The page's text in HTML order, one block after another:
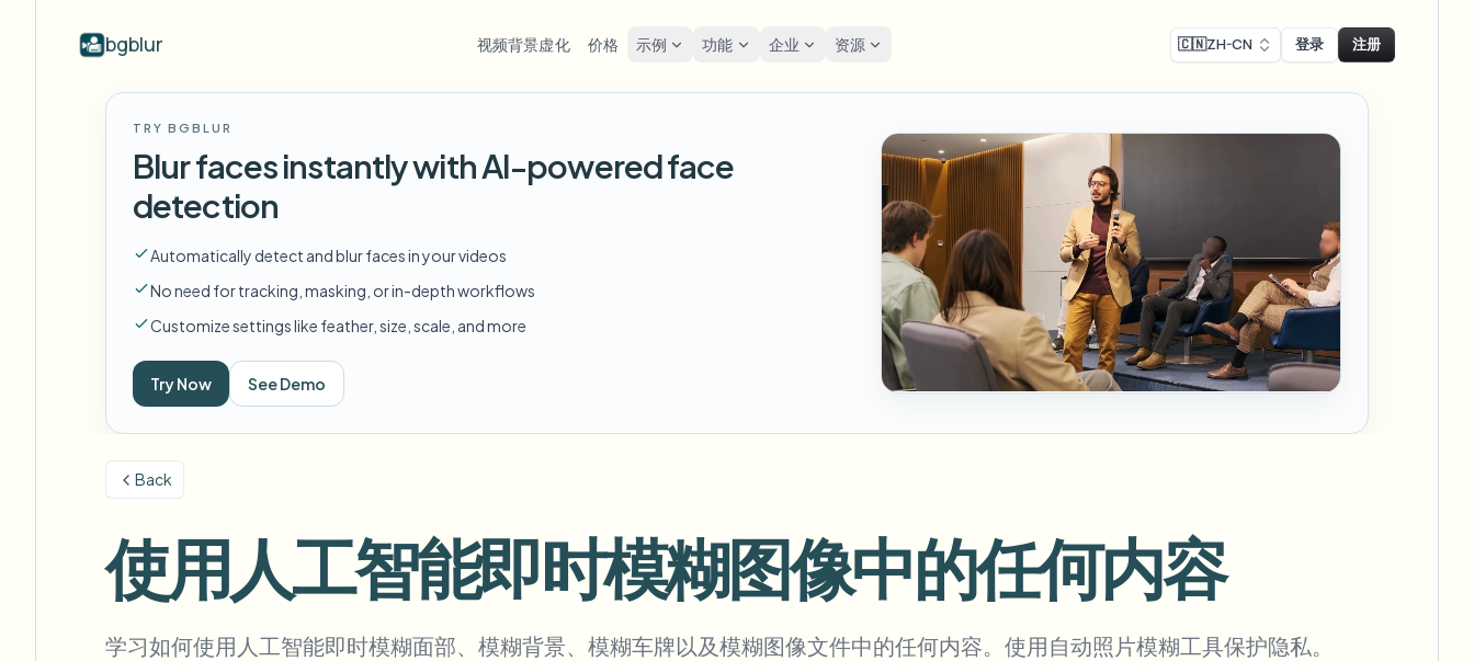
bgblur 视频背景虚化 价格 示例 功能 企业 资源
Hide faces, plates, and backgrounds in
your browser.
Start with a clip
Upload a video and blur in
模糊车牌 FAST
Auto-detect plates
模糊背景
Use a prompt or draw a box
在线模糊照片中的人脸
Blur faces in photos
Team-grade redaction
语音匿名处理器
AI voice masking
Face swap
换脸 - 图片
Swap faces in images
换脸 - 视频 NEW
Swap faces in video
AI Video Object
Remover
NEW
Remove objects with scene fill
Ecosystem
视频智能 BETA
Ask questions and get AI summaries
按行业
学校与教育
校园摄像头、讲座和地区批量隐私
媒体与娱乐
试映、发布和合规
零售与电商
医疗
诊所和面向患者的视频管理
公共部门
批量人脸匿名化
大批量、保留期和SLA
车队、行车记录仪和停车场大规模处理
企业区域、策略和审核
联系表单
批量处理就绪
生态系统
搜索和理解视频 — Ceptory 专用背景移除流水线
博客
Answers to common questions
Privacy compliance research reports
Free video and image editing tools
Browse by workflow or use case
Explore our full product lineup
展示人脸模糊、车牌、背景和选择性
遮蔽的真实视频片段。
浏览完整示例库
模糊人脸
Frame-by-frame face tracking
Dashcam & street footage
模糊背景
屏幕录制模糊
Tutorials & demo redaction
GDPR合规模糊
Privacy-compliant redaction
街头采访模糊
Bystander & face privacy
游戏与直播模糊
🇨🇳ZH-CN 登录 注册
TRY BGBLUR
Blur faces instantly with AI-powered face
detection
Automatically detect and blur faces in your videos
No need for tracking, masking, or in-depth workflows
Customize settings like feather, size, scale, and more
Try Now See Demo
Back
使用人工智能即时模糊图像中的任何内容
学习如何使用人工智能即时模糊面部、模糊背景、模糊车牌以及模糊图像文件中的任何内容。使用自动照片模糊工具保护隐私。